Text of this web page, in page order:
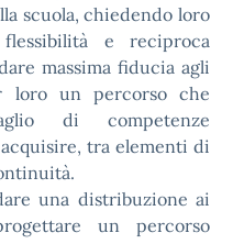
scuola, chiedendo loro
e reciproca
massima fiducia agli
loro un percorso che
di competenze
tra elementi di
una distribuzione ai
un percorso